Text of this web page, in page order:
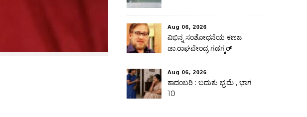
Aug 06, 2026
ವಿಭಿನ್ನ ಸಂಶೋಧನೆಯ ಕಣಜ
ಡಾ.ರಾಘವೇಂದ್ರ ಗಡಗ್ಕರ್
Aug 06, 2026
ಕಾದಂಬರಿ : ಬದುಕು ಭ್ರಮೆ , ಭಾಗ
10